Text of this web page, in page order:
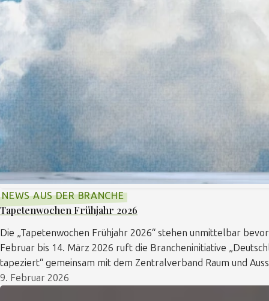
NEWS AUS DER BRANCHE
Tapetenwochen Frühjahr 2026
Die „Tapetenwochen Frühjahr 2026“ stehen unmittelbar
Februar bis 14. März 2026 ruft die Brancheninitiative
tapeziert“ gemeinsam mit dem Zentralverband Raum und
9. Februar 2026